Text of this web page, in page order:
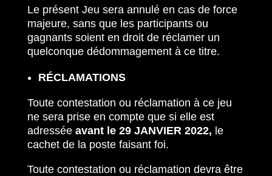
Le présent Jeu sera annulé en cas de force
majeure, sans que les participants ou
gagnants soient en droit de réclamer un
quelconque dédommagement à ce titre.
RÉCLAMATIONS
Toute contestation ou réclamation à ce jeu
ne sera prise en compte que si elle est
adressée avant le 29 JANVIER 2022, le
cachet de la poste faisant foi.
Toute contestation ou réclamation devra être